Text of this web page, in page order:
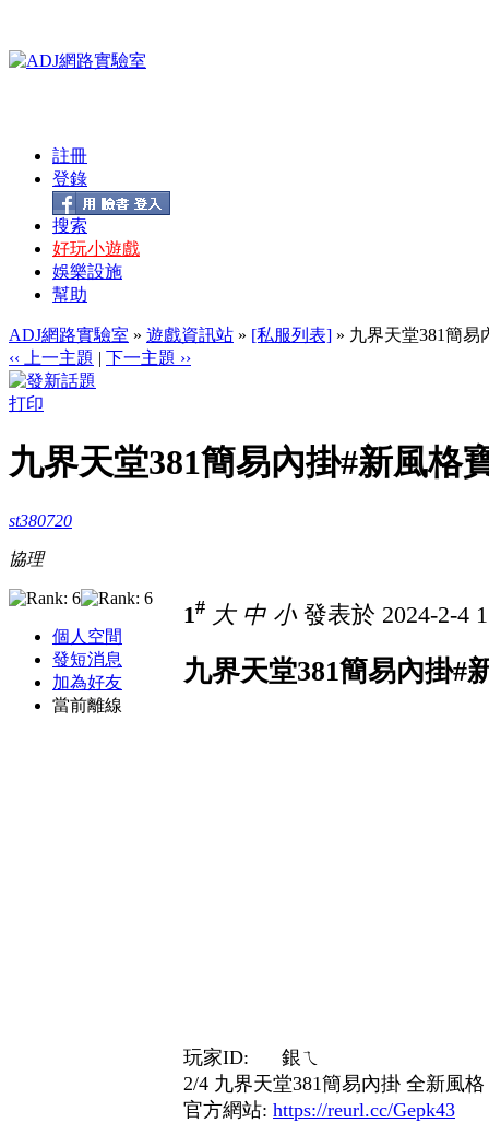
註冊
登錄
搜索
好玩小遊戲
娛樂設施
幫助
ADJ網路實驗室 » 遊戲資訊站 » [私服列表] » 九界天堂381簡
‹‹ 上一主題 | 下一主題 ››
打印
九界天堂381簡易內掛#新風格
st380720
協理
個人空間
發短消息
加為好友
當前離線
1# 大 中 小發表於 2024-2-4
九界天堂381簡易內掛#
玩家ID: 銀ㄟ
2/4 九界天堂381簡易內掛 全新風
官方網站: https://reurl.cc/Gepk43